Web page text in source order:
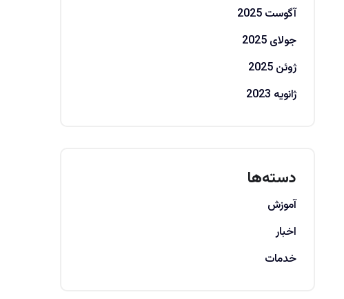
آگوست 2025
جولای 2025
ژوئن 2025
ژانویه 2023
دسته‌ها
آموزش
اخبار
خدمات